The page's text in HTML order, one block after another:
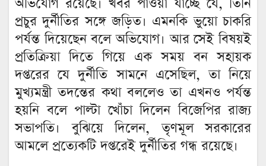
অভিযোগ রয়েছে। খবর পাওয়া যাচ্ছে যে, তিনি
প্রচুর দুর্নীতির সঙ্গে জড়িত। এমনকি ভুয়ো চাকরি
পর্যন্ত দিয়েছেন বলে অভিযোগ। আর সেই বিষয়ই
প্রতিক্রিয়া দিতে গিয়ে এক সময় বন সহায়ক
দপ্তরের যে দুর্নীতি সামনে এসেছিল, তা নিয়ে
মুখ্যমন্ত্রী তদন্তের কথা বললেও তা এখনও পর্যন্ত
হয়নি বলে পাল্টা খোঁচা দিলেন বিজেপির রাজ্য
সভাপতি। বুঝিয়ে দিলেন, তৃণমূল সরকারের
আমলে প্রত্যেকটি দপ্তরেই দুর্নীতির গন্ধ রয়েছে।